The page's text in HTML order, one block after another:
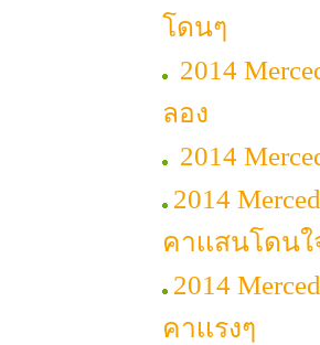
โดนๆ
2014
ลอง
2014
2014
คาเเสนโดนใ
2014
คาเเรงๆ